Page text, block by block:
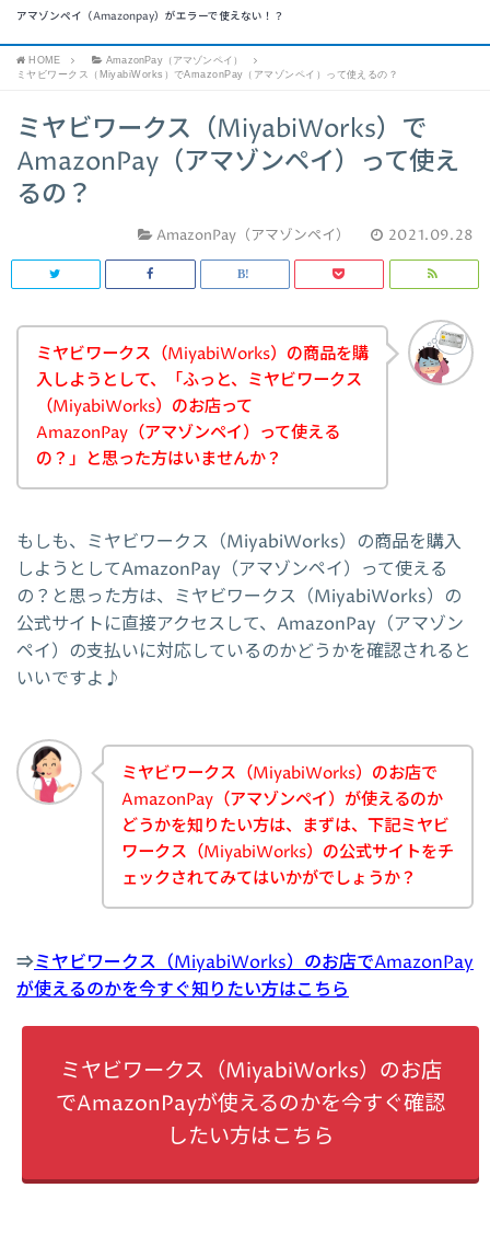
アマゾンペイ（Amazonpay）がエラーで使えない！？
HOME
AmazonPay（アマゾンペイ）
ミヤビワークス（MiyabiWorks）でAmazonPay（アマゾンペイ）って使えるの？
ミヤビワークス（MiyabiWorks）で
AmazonPay（アマゾンペイ）って使え
るの？
AmazonPay（アマゾンペイ） 2021.09.28
ミヤビワークス（MiyabiWorks）の商品を購
入しようとして、「ふっと、ミヤビワークス
（MiyabiWorks）のお店って
AmazonPay（アマゾンペイ）って使える
の？」と思った方はいませんか？
もしも、ミヤビワークス（MiyabiWorks）の商品を購入
しようとしてAmazonPay（アマゾンペイ）って使える
の？と思った方は、ミヤビワークス（MiyabiWorks）の
公式サイトに直接アクセスして、AmazonPay（アマゾン
ペイ）の支払いに対応しているのかどうかを確認されると
いいですよ♪
ミヤビワークス（MiyabiWorks）のお店で
AmazonPay（アマゾンペイ）が使えるのか
どうかを知りたい方は、まずは、下記ミヤビ
ワークス（MiyabiWorks）の公式サイトをチ
ェックされてみてはいかがでしょうか？
⇒ミヤビワークス（MiyabiWorks）のお店でAmazonPay
が使えるのかを今すぐ知りたい方はこちら
ミヤビワークス（MiyabiWorks）のお店
でAmazonPayが使えるのかを今すぐ確認
したい方はこちら